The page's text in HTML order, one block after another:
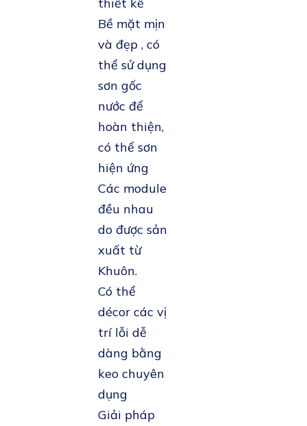
Bề mặt mịn
và đẹp , có
thể sử dụng
sơn gốc
nước để
hoàn thiện,
có thể sơn
hiện ứng
Các module
đều nhau
do được sản
xuất từ
Khuôn.
Có thể
décor các vị
trí lỗi dễ
dàng bằng
keo chuyên
dụng
Giải pháp